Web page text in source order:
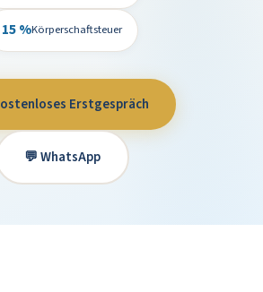
15 %Körperschaftsteuer
Erstgespräch
💬 WhatsApp